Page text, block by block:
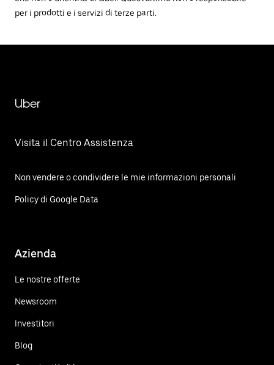
per i prodotti e i servizi di terze parti.
Uber
Visita il Centro Assistenza
Non vendere o condividere le mie informazioni personali
Policy di Google Data
Azienda
Le nostre offerte
Newsroom
Investitori
Blog